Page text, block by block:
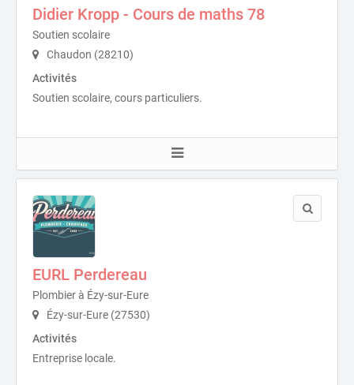
Didier Kropp - Cours de maths 78
Soutien scolaire
Chaudon (28210)
Activités
Soutien scolaire, cours particuliers.
EURL Perdereau
Plombier à Ézy-sur-Eure
Ézy-sur-Eure (27530)
Activités
Entreprise locale.